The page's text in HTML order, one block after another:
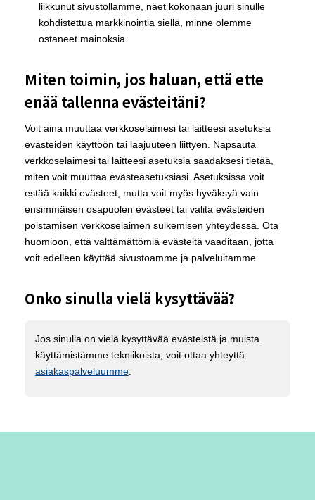
liikkunut sivustollamme, näet kokonaan juuri sinulle
kohdistettua markkinointia siellä, minne olemme
ostaneet mainoksia.
Miten toimin, jos haluan, että ette
enää tallenna evästeitäni?
Voit aina muuttaa verkkoselaimesi tai laitteesi asetuksia
evästeiden käyttöön tai laajuuteen liittyen. Napsauta
verkkoselaimesi tai laitteesi asetuksia saadaksesi tietää,
miten voit muuttaa evästeasetuksiasi. Asetuksissa voit
estää kaikki evästeet, mutta voit myös hyväksyä vain
ensimmäisen osapuolen evästeet tai valita evästeiden
poistamisen verkkoselaimen sulkemisen yhteydessä. Ota
huomioon, että välttämättömiä evästeitä vaaditaan, jotta
voit edelleen käyttää sivustoamme ja palveluitamme.
Onko sinulla vielä kysyttävää?
Jos sinulla on vielä kysyttävää evästeistä ja muista
käyttämistämme tekniikoista, voit ottaa yhteyttä
asiakaspalveluumme